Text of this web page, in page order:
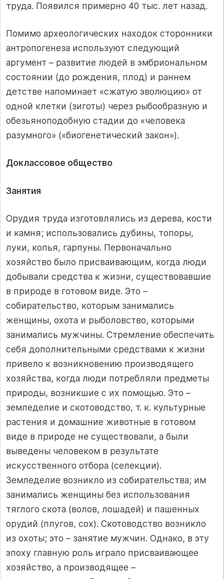
труда. Появился примерно 40 тыс. лет назад.
Помимо археологических находок сторонники
антропогенеза используют следующий
аргумент – развитие людей в эмбриональном
состоянии (до рождения, плод) и раннем
детстве напоминает «сжатую эволюцию» от
одной клетки (зиготы) через рыбообразную и
обезьяноподобную стадии до «человека
разумного» («биогенетический закон»).
Доклассовое общество
Занятия
Орудия труда изготовлялись из дерева, кости
и камня; использовались дубины, топоры,
луки, копья, гарпуны. Первоначально
хозяйство было присваивающим, когда люди
добывали средства к жизни, существовавшие
в природе в готовом виде. Это –
собирательство, которым занимались
женщины, охота и рыболовство, которыми
занимались мужчины. Стремление обеспечить
себя дополнительными средствами к жизни
привело к возникновению производящего
хозяйства, когда люди потребляли предметы
природы, возникшие с их помощью. Это –
земледелие и скотоводство, т. к. культурные
растения и домашние животные в готовом
виде в природе не существовали, а были
выведены человеком в результате
искусственного отбора (селекции).
Земледелие возникло из собирательства; им
занимались женщины без использования
тяглого скота (волов, лошадей) и пашенных
орудий (плугов, сох). Скотоводство возникло
из охоты; это – занятие мужчин. Однако, в эту
эпоху главную роль играло присваивающее
хозяйство, а производящее –